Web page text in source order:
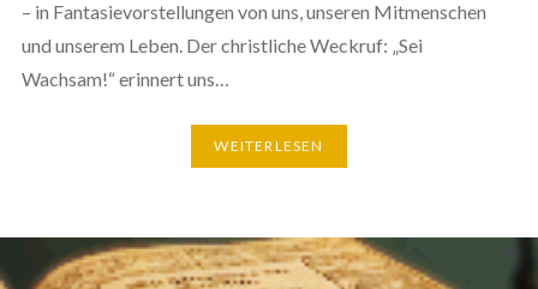
– in Fantasievorstellungen von uns, unseren Mitmenschen
und unserem Leben. Der christliche Weckruf: „Sei
Wachsam!“ erinnert uns…
WEITERLESEN